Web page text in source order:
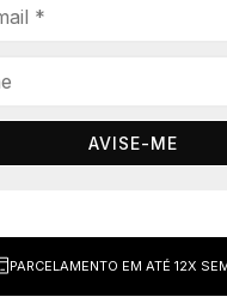
AVISE-ME
PARCELAMENTO EM ATÉ 12X